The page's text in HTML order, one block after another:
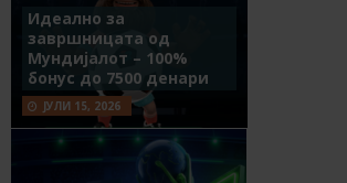
Идеално за
завршницата од
Мундијалот – 100%
бонус до 7500 денари
ЈУЛИ 15, 2026